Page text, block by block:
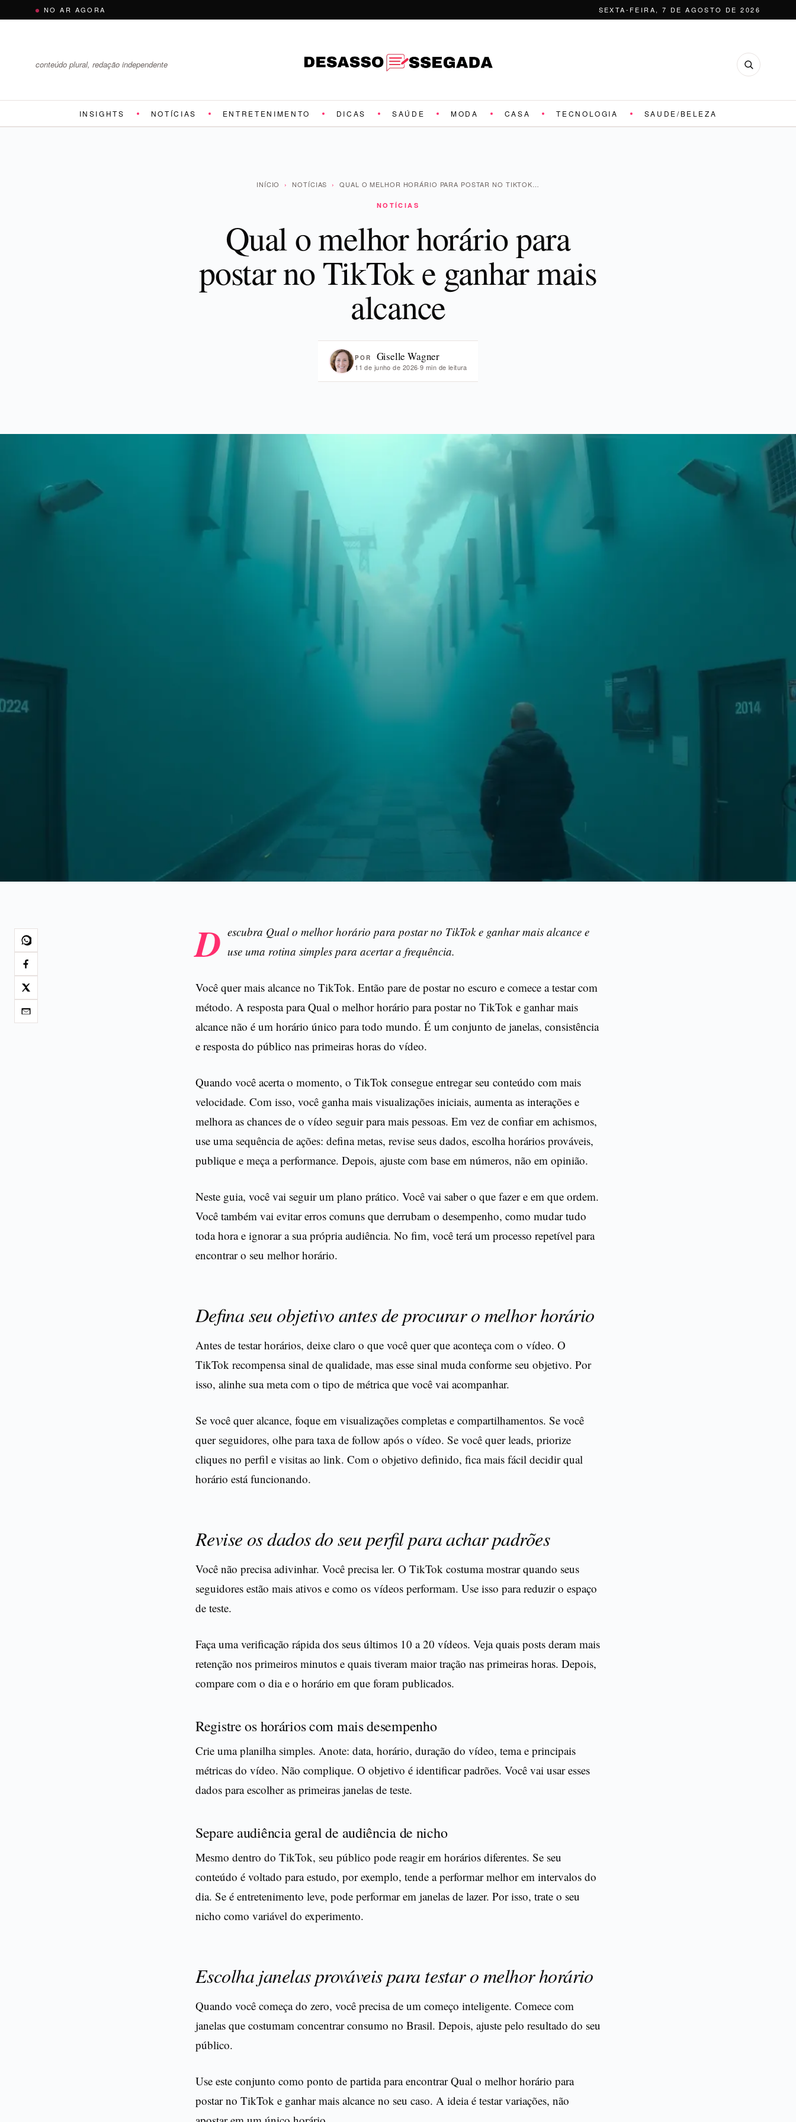
para
NO AR AGORA SEXTA-FEIRA, 7 DE AGOSTO DE 2026
conteúdo plural, redação independente
INSIGHTS NOTÍCIAS ENTRETENIMENTO DICAS SAÚDE MODA CASA TECNOLOGIA SAUDE/BELEZA
INÍCIO › NOTÍCIAS › QUAL O MELHOR HORÁRIO PARA POSTAR NO TIKTOK…
NOTÍCIAS
Qual o melhor horário para
postar no TikTok e ganhar mais
alcance
POR Giselle Wagner
11 de junho de 2026·9 min de leitura
D escubra Qual o melhor horário para postar no TikTok e ganhar mais alcance e
use uma rotina simples para acertar a frequência.
Você quer mais alcance no TikTok. Então pare de postar no escuro e comece a testar com
método. A resposta para Qual o melhor horário para postar no TikTok e ganhar mais
alcance não é um horário único para todo mundo. É um conjunto de janelas, consistência
e resposta do público nas primeiras horas do vídeo.
Quando você acerta o momento, o TikTok consegue entregar seu conteúdo com mais
velocidade. Com isso, você ganha mais visualizações iniciais, aumenta as interações e
melhora as chances de o vídeo seguir para mais pessoas. Em vez de confiar em achismos,
use uma sequência de ações: defina metas, revise seus dados, escolha horários prováveis,
publique e meça a performance. Depois, ajuste com base em números, não em opinião.
Neste guia, você vai seguir um plano prático. Você vai saber o que fazer e em que ordem.
Você também vai evitar erros comuns que derrubam o desempenho, como mudar tudo
toda hora e ignorar a sua própria audiência. No fim, você terá um processo repetível para
encontrar o seu melhor horário.
Defina seu objetivo antes de procurar o melhor horário
Antes de testar horários, deixe claro o que você quer que aconteça com o vídeo. O
TikTok recompensa sinal de qualidade, mas esse sinal muda conforme seu objetivo. Por
isso, alinhe sua meta com o tipo de métrica que você vai acompanhar.
Se você quer alcance, foque em visualizações completas e compartilhamentos. Se você
quer seguidores, olhe para taxa de follow após o vídeo. Se você quer leads, priorize
cliques no perfil e visitas ao link. Com o objetivo definido, fica mais fácil decidir qual
horário está funcionando.
Revise os dados do seu perfil para achar padrões
Você não precisa adivinhar. Você precisa ler. O TikTok costuma mostrar quando seus
seguidores estão mais ativos e como os vídeos performam. Use isso para reduzir o espaço
de teste.
Faça uma verificação rápida dos seus últimos 10 a 20 vídeos. Veja quais posts deram mais
retenção nos primeiros minutos e quais tiveram maior tração nas primeiras horas. Depois,
compare com o dia e o horário em que foram publicados.
Registre os horários com mais desempenho
Crie uma planilha simples. Anote: data, horário, duração do vídeo, tema e principais
métricas do vídeo. Não complique. O objetivo é identificar padrões. Você vai usar esses
dados para escolher as primeiras janelas de teste.
Separe audiência geral de audiência de nicho
Mesmo dentro do TikTok, seu público pode reagir em horários diferentes. Se seu
conteúdo é voltado para estudo, por exemplo, tende a performar melhor em intervalos do
dia. Se é entretenimento leve, pode performar em janelas de lazer. Por isso, trate o seu
nicho como variável do experimento.
Escolha janelas prováveis para testar o melhor horário
Quando você começa do zero, você precisa de um começo inteligente. Comece com
janelas que costumam concentrar consumo no Brasil. Depois, ajuste pelo resultado do seu
público.
Use este conjunto como ponto de partida para encontrar Qual o melhor horário para
postar no TikTok e ganhar mais alcance no seu caso. A ideia é testar variações, não